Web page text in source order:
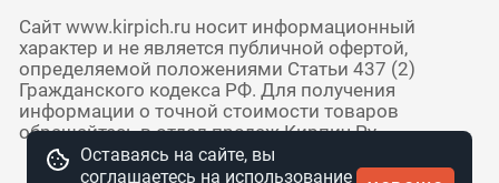
Сайт www.kirpich.ru носит информационный
характер и не является публичной офертой,
определяемой положениями Статьи 437 (2)
Гражданского кодекса РФ. Для получения
информации о точной стоимости товаров
обращайтесь в отдел продаж Кирпич Ру.
Оставаясь на сайте, вы
соглашаетесь на использование